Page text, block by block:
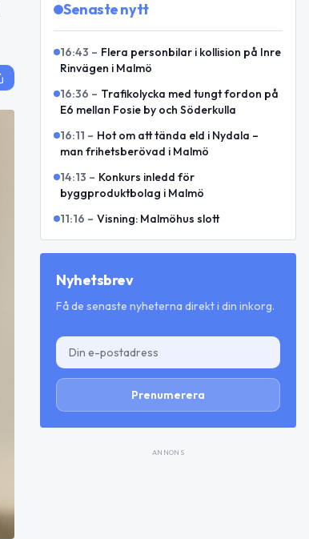
Senaste nytt
16:43 – Flera personbilar i kollision på Inre
Rinvägen i Malmö
16:36 – Trafikolycka med tungt fordon på
E6 mellan Fosie by och Söderkulla
16:11 – Hot om att tända eld i Nydala –
man frihetsberövad i Malmö
14:13 – Konkurs inledd för
byggproduktbolag i Malmö
11:16 – Visning: Malmöhus slott
Nyhetsbrev
Få de senaste nyheterna direkt i din inkorg.
Prenumerera
ANNONS